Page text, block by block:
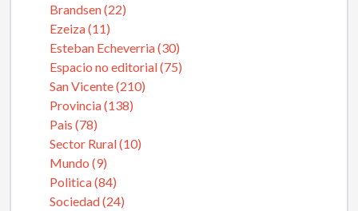
Brandsen (22)
Ezeiza (11)
Esteban Echeverria (30)
Espacio no editorial (75)
San Vicente (210)
Provincia (138)
Pais (78)
Sector Rural (10)
Mundo (9)
Politica (84)
Sociedad (24)